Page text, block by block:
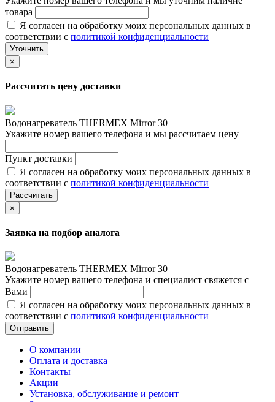
товара
Я согласен на обработку моих персональных данных в
соответствии с политикой конфиденциальности
Уточнить
×
Рассчитать цену доставки
Водонагреватель THERMEX Mirror 30
Укажите номер вашего телефона и мы рассчитаем цену
Пункт доставки
Я согласен на обработку моих персональных данных в
соответствии с политикой конфиденциальности
Рассчитать
×
Заявка на подбор аналога
Водонагреватель THERMEX Mirror 30
Укажите номер вашего телефона и специалист свяжется с
Вами
Я согласен на обработку моих персональных данных в
соответствии с политикой конфиденциальности
Отправить
О компании
Оплата и доставка
Контакты
Акции
Установка, обслуживание и ремонт